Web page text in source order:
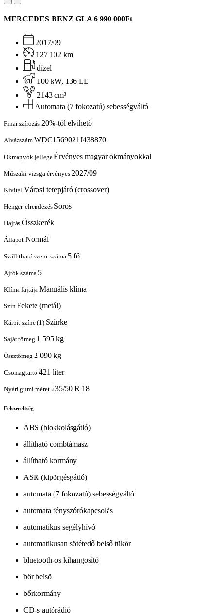
MERCEDES-BENZ GLA 6 990 000Ft
2017/09
127 102 km
dízel
100 kW, 136 LE
2143 cm³
Automata (7 fokozatú) sebességváltó
Finanszírozás 20%-tól elvihető
Alvázszám WDC1569021J438870
Okmányok jellege Érvényes magyar okmányokkal
Műszaki vizsga érvényes 2027/09
Kivitel Városi terepjáró (crossover)
Henger-elrendezés Soros
Hajtás Összkerék
Állapot Normál
Szállítható szem. száma 5 fő
Ajtók száma 5
Klíma fajtája Manuális klíma
Szín Fekete (metál)
Kárpit színe (1) Szürke
Saját tömeg 1 595 kg
Össztömeg 2 090 kg
Csomagtartó 421 liter
Nyári gumi méret 235/50 R 18
Felszereltség
ABS (blokkolásgátló)
állítható combtámasz
állítható kormány
ASR (kipörgésgátló)
automata (7 fokozatú) sebességváltó
automata fényszórókapcsolás
automatikus segélyhívó
automatikusan sötétedő belső tükör
bluetooth-os kihangosító
bőr belső
bőrkormány
CD-s autórádió